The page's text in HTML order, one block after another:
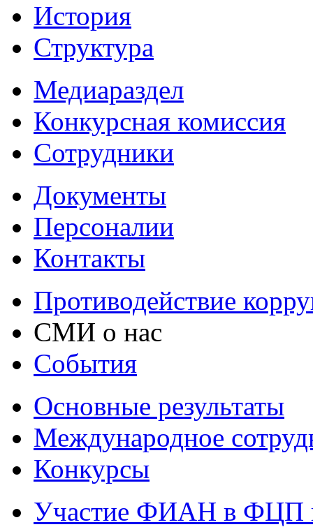
История
Структура
Медиараздел
Конкурсная комиссия
Сотрудники
Документы
Персоналии
Контакты
Противодействие
СМИ о нас
События
Основные результаты
Международное
Конкурсы
Участие ФИАН в ФЦП